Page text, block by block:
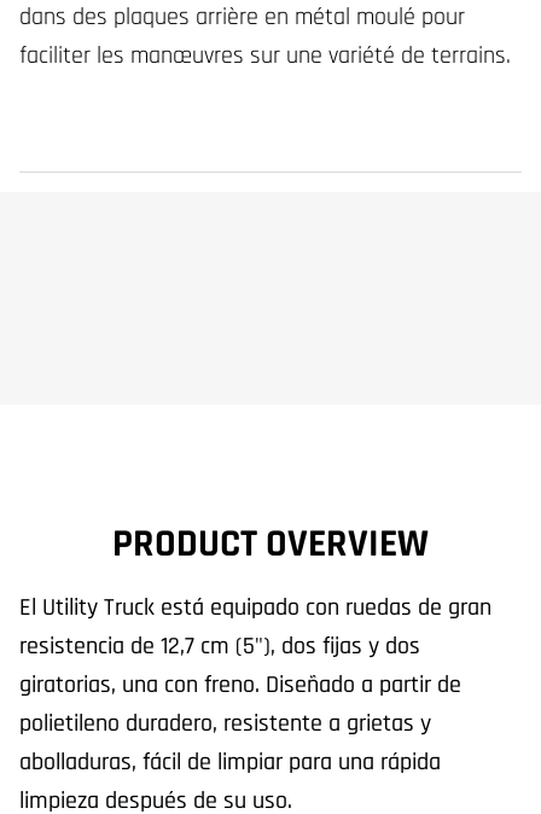
dans des plaques arrière en métal moulé pour
faciliter les manœuvres sur une variété de terrains.
PRODUCT OVERVIEW
El Utility Truck está equipado con ruedas de gran
resistencia de 12,7 cm (5"), dos fijas y dos
giratorias, una con freno. Diseñado a partir de
polietileno duradero, resistente a grietas y
abolladuras, fácil de limpiar para una rápida
limpieza después de su uso.